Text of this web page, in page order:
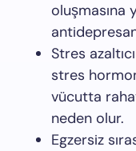
oluşmasına
Stres
stres
vücutta
neden olur.
Egzersiz